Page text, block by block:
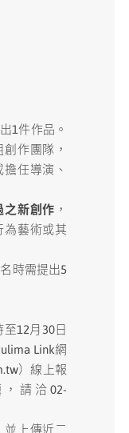
1件作品。
作團隊，
任導演、
之新創作 ，
為藝術或其
時需提出5
12月30日
Link網
）線上報
請洽02-
上傳近二